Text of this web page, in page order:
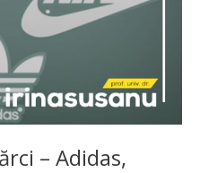
– Adidas,